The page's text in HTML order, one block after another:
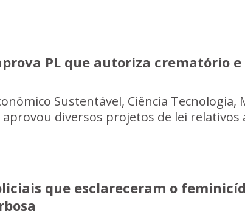
PL que autoriza crematório e
Sustentável, Ciência Tecnologia,
diversos projetos de lei relativos
que esclareceram o